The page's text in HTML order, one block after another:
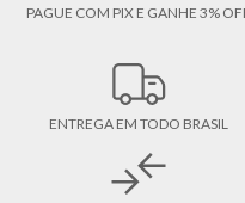
PAGUE COM PIX E GANHE 3%
ENTREGA EM TODO BRASIL